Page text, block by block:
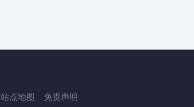
站点地图 免责声明